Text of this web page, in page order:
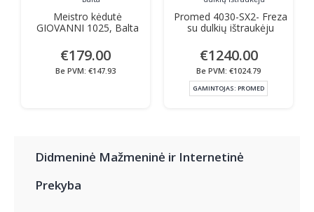
Meistro kėdutė
GIOVANNI 1025, Balta
€179.00
Be PVM: €147.93
Promed 4030-SX2- Freza
su dulkių ištraukėju
€1240.00
Be PVM: €1024.79
GAMINTOJAS: PROMED
Didmeninė Mažmeninė ir Internetinė
Prekyba